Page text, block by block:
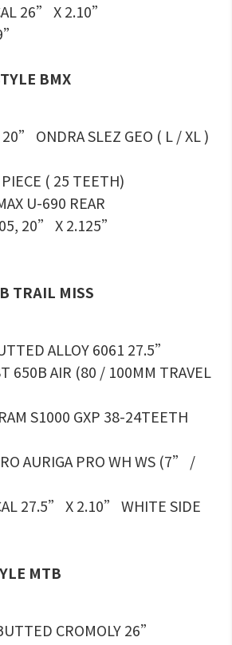
26” X 2.10”
BMX
ONDRA SLEZ GEO ( L / XL )
( 25 TEETH)
U-690 REAR
20” X 2.125”
TRAIL MISS
ALLOY 6061 27.5”
650B AIR (80 / 100MM TRAVEL
S1000 GXP 38-24TEETH
AURIGA PRO WH WS (7” /
27.5” X 2.10” WHITE SIDE
MTB
CROMOLY 26”